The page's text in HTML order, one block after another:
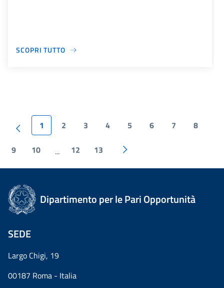
SCOPRI TUTTO
1 2 3 4 5 6 7 8
9 10 ... 12 13
Dipartimento per le Pari Opportunità
SEDE
Largo Chigi, 19
00187 Roma - Italia